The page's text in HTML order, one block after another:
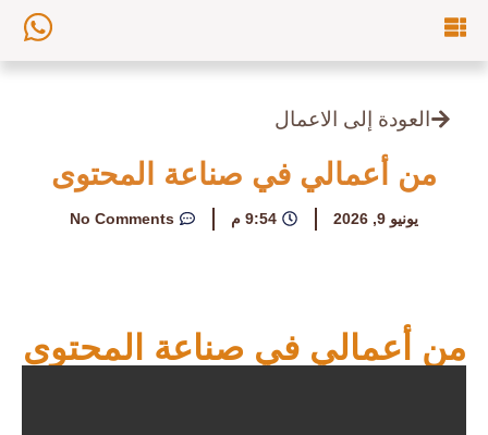
العودة إلى الاعمال
من أعمالي في صناعة المحتوى
يونيو 9, 2026 9:54 م No Comments
من أعمالي في صناعة المحتوى